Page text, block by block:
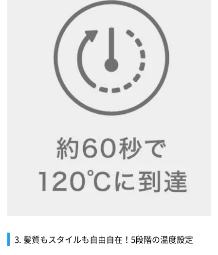
3. 髪質もスタイルも自由自在！5段階の温度設定